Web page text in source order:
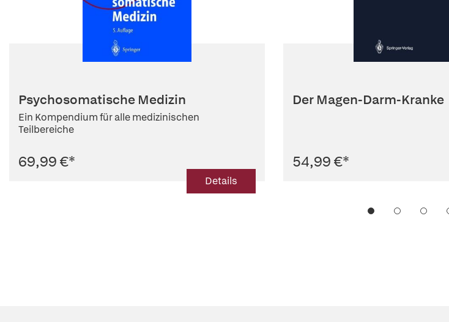
Psychosomatische Medizin
Ein Kompendium für alle medizinischen
Teilbereiche
69,99 €*
Details
Der Magen-Darm-Kranke
54,99 €*